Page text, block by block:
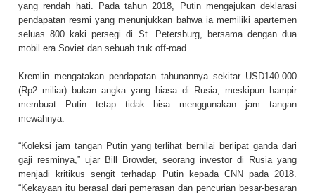
yang rendah hati. Pada tahun 2018, Putin mengajukan deklarasi
pendapatan resmi yang menunjukkan bahwa ia memiliki apartemen
seluas 800 kaki persegi di St. Petersburg, bersama dengan dua
mobil era Soviet dan sebuah truk off-road.
Kremlin mengatakan pendapatan tahunannya sekitar USD140.000
(Rp2 miliar) bukan angka yang biasa di Rusia, meskipun hampir
membuat Putin tetap tidak bisa menggunakan jam tangan
mewahnya.
“Koleksi jam tangan Putin yang terlihat bernilai berlipat ganda dari
gaji resminya,” ujar Bill Browder, seorang investor di Rusia yang
menjadi kritikus sengit terhadap Putin kepada CNN pada 2018.
“Kekayaan itu berasal dari pemerasan dan pencurian besar-besaran